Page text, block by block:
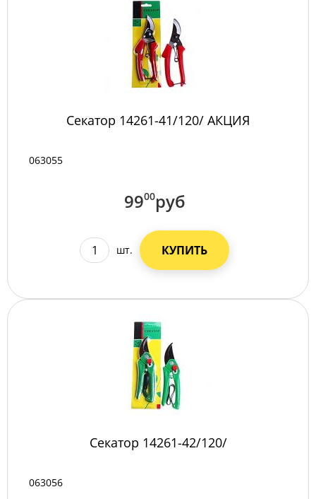
Секатор 14261-41/120/ АКЦИЯ
063055
9900руб
шт. КУПИТЬ
Секатор 14261-42/120/
063056